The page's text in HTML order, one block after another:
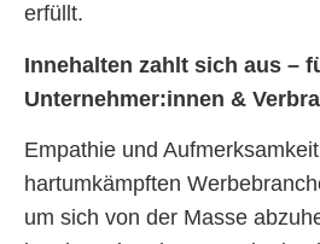
erfüllt.
Innehalten zahlt sich aus –
Unternehmer:innen &
Empathie und
hartumkämpften
um sich von der Masse